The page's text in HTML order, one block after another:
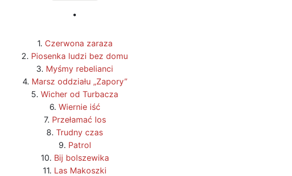
•
1. Czerwona zaraza
2. Piosenka ludzi bez domu
3. Myśmy rebelianci
4. Marsz oddziału „Zapory”
5.Wicher od Turbacza
6. Wiernie iść
7. Przełamać los
8.Trudny czas
9. Patrol
10. Bij bolszewika
11. Las Makoszki